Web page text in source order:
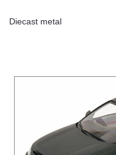
Diecast metal